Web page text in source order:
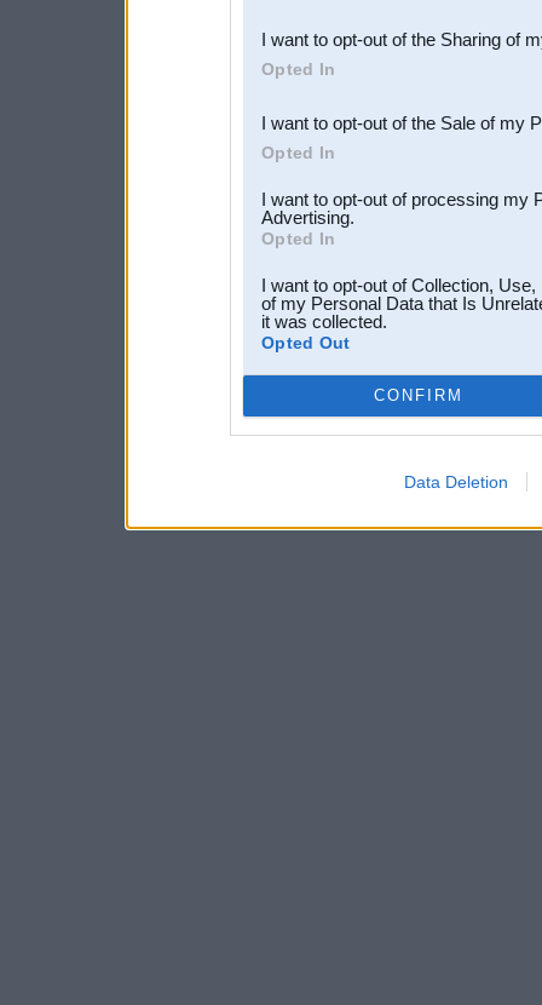
Downstream Participants
third parties.
I want to opt-out of the Sharing of
Opted In
I want to opt-out of the Sale of my
Opted In
I want to opt-out of processing my
Advertising.
Opted In
I want to opt-out of Collection,
of my Personal Data that Is
it was collected.
Opted Out
CONFIRM
Data Deletion